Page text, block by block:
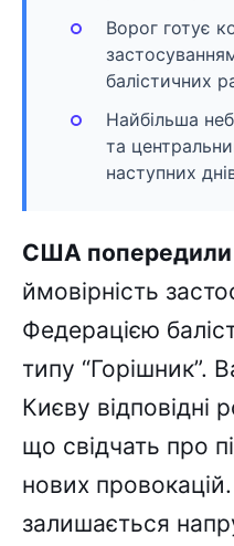
Ворог готує
балістичних
Найбільша
та
наступних
США попередили
ймовірність
Федерацією
типу “Горішник”.
Києву відповідні
що свідчать про
нових
залишається